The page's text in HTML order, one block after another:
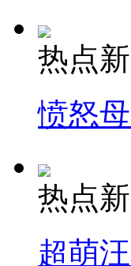
热点
愤怒
热点
超萌